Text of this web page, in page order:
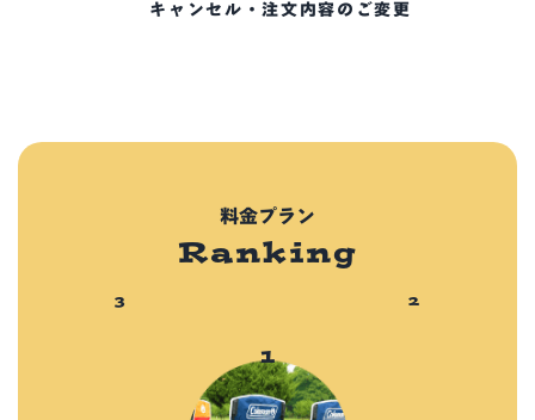
キャンセル・注文内容のご変更
料金プラン
Ranking